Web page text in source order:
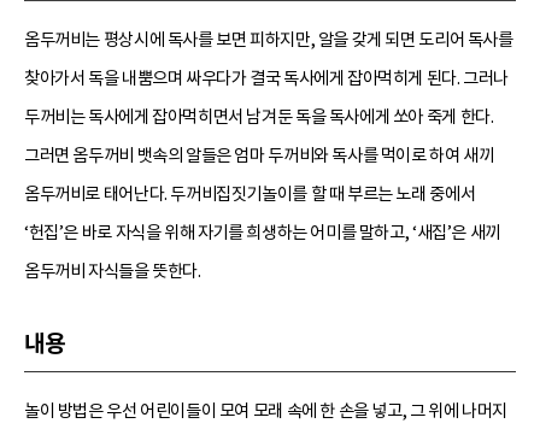
옴두꺼비는 평상시에 독사를 보면 피하지만, 알을 갖게 되면 도리어 독사를
찾아가서 독을 내뿜으며 싸우다가 결국 독사에게 잡아먹히게 된다. 그러나
두꺼비는 독사에게 잡아먹히면서 남겨둔 독을 독사에게 쏘아 죽게 한다.
그러면 옴두꺼비 뱃속의 알들은 엄마 두꺼비와 독사를 먹이로 하여 새끼
옴두꺼비로 태어난다. 두꺼비집짓기놀이를 할 때 부르는 노래 중에서
‘헌집’은 바로 자식을 위해 자기를 희생하는 어미를 말하고, ‘새집’은 새끼
옴두꺼비 자식들을 뜻한다.
내용
놀이 방법은 우선 어린이들이 모여 모래 속에 한 손을 넣고, 그 위에 나머지